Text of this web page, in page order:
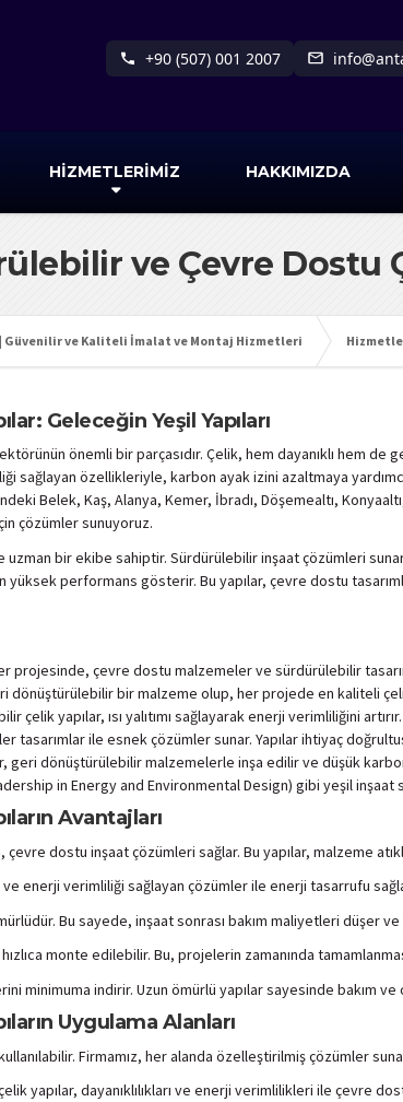
+90 (507) 001 2007
HİZMETLERİMİZ HAKKIMIZDA
ve Çevre Dostu
Güvenilir ve Kaliteli İmalat ve Montaj Hizmetleri
Geleceğin Yeşil Yapıları
önemli bir parçasıdır. Çelik, hem dayanıklı hem
sağlayan özellikleriyle, karbon ayak izini azaltmaya
Belek, Kaş, Alanya, Kemer, İbradı, Döşemealtı,
çözümler sunuyoruz.
uzman bir ekibe sahiptir. Sürdürülebilir inşaat çözümleri
yüksek performans gösterir. Bu yapılar, çevre dostu
projesinde, çevre dostu malzemeler ve sürdürülebilir
dönüştürülebilir bir malzeme olup, her projede en kaliteli
çelik yapılar, ısı yalıtımı sağlayarak enerji verimliliğini
tasarımlar ile esnek çözümler sunar. Yapılar ihtiyaç
geri dönüştürülebilir malzemelerle inşa edilir ve düşük
in Energy and Environmental Design) gibi yeşil inşaat
Avantajları
dostu inşaat çözümleri sağlar. Bu yapılar, malzeme
enerji verimliliği sağlayan çözümler ile enerji tasarrufu
Bu sayede, inşaat sonrası bakım maliyetleri düşer ve
monte edilebilir. Bu, projelerin zamanında
minimuma indirir. Uzun ömürlü yapılar sayesinde bakım ve
Uygulama Alanları
Firmamız, her alanda özelleştirilmiş çözümler
yapılar, dayanıklılıkları ve enerji verimlilikleri ile çevre